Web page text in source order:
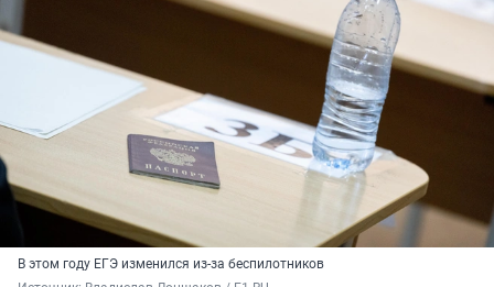
В этом году ЕГЭ изменился из-за беспилотников